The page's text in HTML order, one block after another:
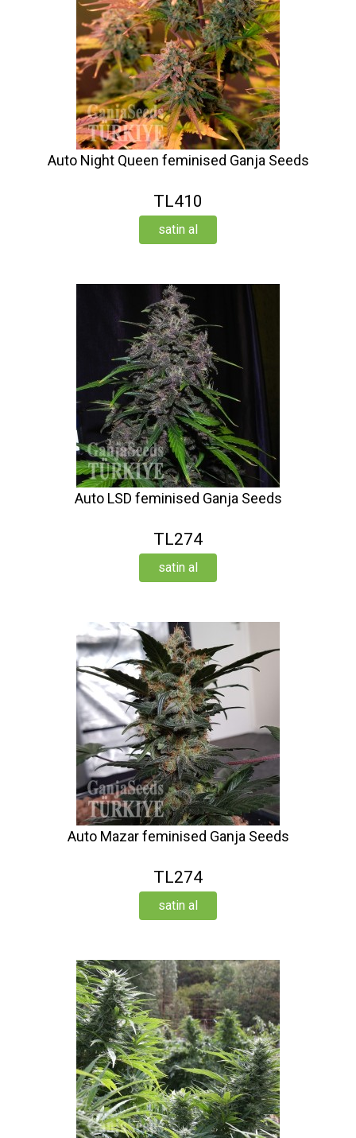
Auto Night Queen feminised Ganja Seeds
TL410
satin al
Auto LSD feminised Ganja Seeds
TL274
satin al
Auto Mazar feminised Ganja Seeds
TL274
satin al